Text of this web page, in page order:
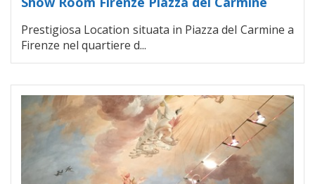
Prestigiosa Location situata in Piazza del Carmine a
Firenze nel quartiere d...